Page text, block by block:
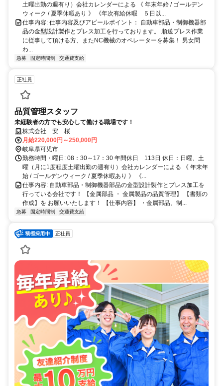
給！ 無料駐車場完備！
土曜出勤の週有り）会社カレンダーによる 《 年末年始 / ゴールデン
ウィーク / 夏季休暇あり 》 《年次有給休暇 ５日以...
仕事内容: 仕事内容及びアピールポイント： 自動車部品・制御機器部
品の金型設計製作とプレス加工を行っております。 順送プレス作業
に従事して頂ける方、またNC機械のオペレーターを募集！ 男女問
わ...
急募 固定時間制 交通費支給
正社員
品質管理スタッフ
未経験者の方でも安心して働ける職場です！
株式会社 安 桜
月給220,000円～250,000円
岐阜県可児市
勤務時間・曜日: 08：30～17：30 年間休日 113日 休日：日曜、土
曜（月に1度程度土曜出勤の週有り）会社カレンダーによる 《 年末年
始 / ゴールデンウィーク / 夏季休暇あり 》 《...
仕事内容: 自動車部品・制御機器部品の金型設計製作とプレス加工を
行っている会社です！ 【金属部品 ・ 金属製品の品質管理】 【書類の
作成】を お願いいたします！ 【仕事内容】 ・金属部品、制...
急募 固定時間制 交通費支給
正社員